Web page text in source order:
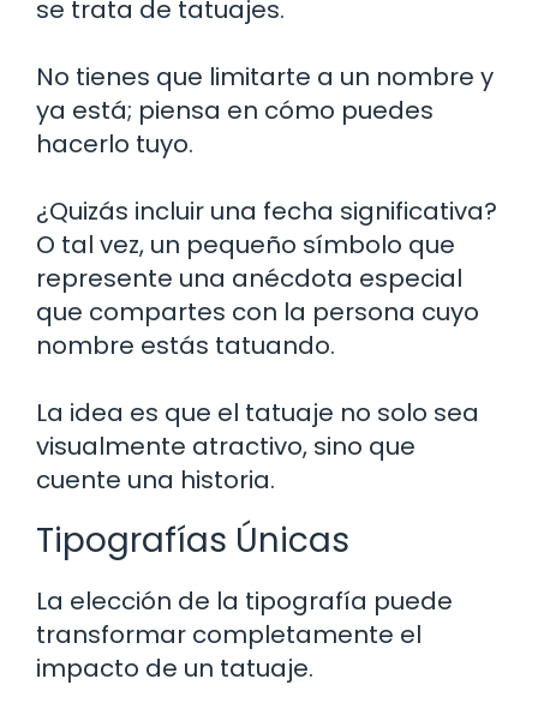
se trata de tatuajes.
No tienes que limitarte a un nombre y
ya está; piensa en cómo puedes
hacerlo tuyo.
¿Quizás incluir una fecha significativa?
O tal vez, un pequeño símbolo que
represente una anécdota especial
que compartes con la persona cuyo
nombre estás tatuando.
La idea es que el tatuaje no solo sea
visualmente atractivo, sino que
cuente una historia.
Tipografías Únicas
La elección de la tipografía puede
transformar completamente el
impacto de un tatuaje.